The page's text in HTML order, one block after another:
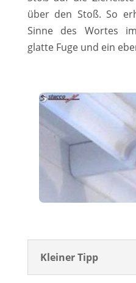
über den Stoß. So
Sinne des Wortes
glatte Fuge und ein
Kleiner Tipp